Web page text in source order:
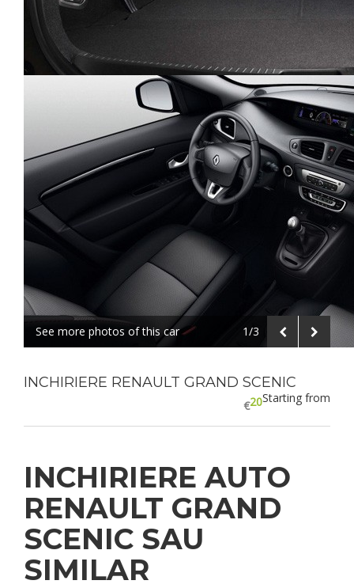
See more photos of this car 1/3
INCHIRIERE RENAULT GRAND SCENIC
Starting from
20
€
INCHIRIERE AUTO
RENAULT GRAND
SCENIC SAU
SIMILAR